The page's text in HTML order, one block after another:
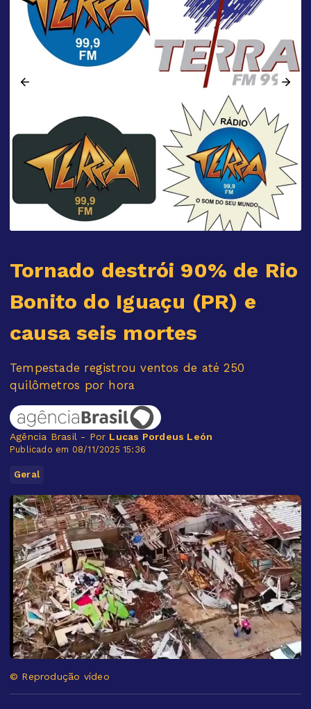
Tornado destrói 90% de Rio
Bonito do Iguaçu (PR) e
causa seis mortes
Tempestade registrou ventos de até 250
quilômetros por hora
Agência Brasil - Por Lucas Pordeus León
Publicado em 08/11/2025 15:36
Geral
© Reprodução vídeo